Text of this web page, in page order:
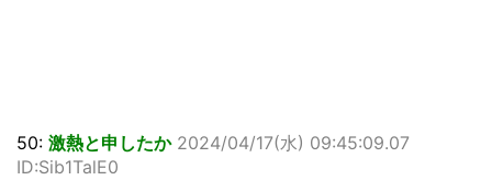
50: 激熱と申したか 2024/04/17(水) 09:45:09.07
ID:Sib1TalE0